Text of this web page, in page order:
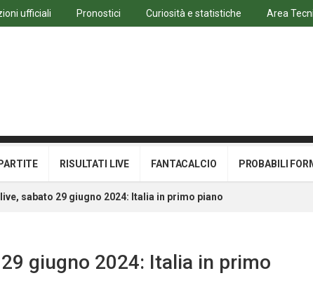
ufficiali Pronostici Curiosità e statistiche Area
RISULTATI LIVE FANTACALCIO PROBABILI
sabato 29 giugno 2024: Italia in primo piano
giugno 2024: Italia in primo